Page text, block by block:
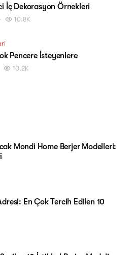
İç Dekorasyon Örnekleri
10.8K
Pencere İsteyenlere
10.2K
Mondi Home Berjer Modelleri:
En Çok Tercih Edilen 10